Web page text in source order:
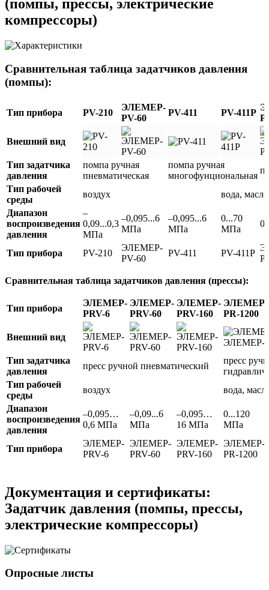
(помпы, прессы, электрические
компрессоры)
Сравнительная таблица задатчиков давления
(помпы):
Тип прибора PV-210
ЭЛЕМЕР-
PV-60
PV-411 PV-411P
Внешний вид
Тип задатчика
давления
помпа ручная
пневматическая
помпа ручная
многофунциональная
Тип рабочей
среды
воздух
вода, масло
Диапазон
воспроизведения
давления
–
0,09...0,3
МПа
–0,095...6
МПа
–0,095...6
МПа
0...70
МПа
Тип прибора PV-210
ЭЛЕМЕР-
PV-60
PV-411 PV-411P
Сравнительная таблица задатчиков давления (прессы):
Тип прибора
ЭЛЕМЕР-
PRV-6
ЭЛЕМЕР-
PRV-60
ЭЛЕМЕР-
PRV-160
ЭЛЕМЕР-
PR-1200
Внешний вид
Тип задатчика
давления
пресс ручной пневматический
пресс
Тип рабочей
среды
воздух
вода,
Диапазон
воспроизведения
давления
–0,095…
0,6 МПа
–0,09...6
МПа
–0,095…
16 МПа
0...120
МПа
Тип прибора
ЭЛЕМЕР-
PRV-6
ЭЛЕМЕР-
PRV-60
ЭЛЕМЕР-
PRV-160
ЭЛЕМЕР-
PR-1200
Документация и сертификаты:
Задатчик давления (помпы, прессы,
электрические компрессоры)
Опросные листы